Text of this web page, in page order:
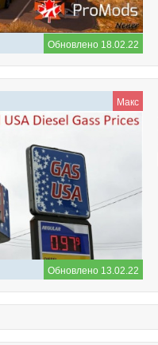
Обновлено 18.02.22
Макс
Обновлено 13.02.22